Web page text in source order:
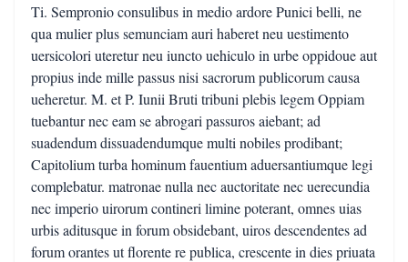
Ti. Sempronio consulibus in medio ardore Punici belli, ne
qua mulier plus semunciam auri haberet neu uestimento
uersicolori uteretur neu iuncto uehiculo in urbe oppidoue aut
propius inde mille passus nisi sacrorum publicorum causa
ueheretur. M. et P. Iunii Bruti tribuni plebis legem Oppiam
tuebantur nec eam se abrogari passuros aiebant; ad
suadendum dissuadendumque multi nobiles prodibant;
Capitolium turba hominum fauentium aduersantiumque legi
complebatur. matronae nulla nec auctoritate nec uerecundia
nec imperio uirorum contineri limine poterant, omnes uias
urbis aditusque in forum obsidebant, uiros descendentes ad
forum orantes ut florente re publica, crescente in dies priuata